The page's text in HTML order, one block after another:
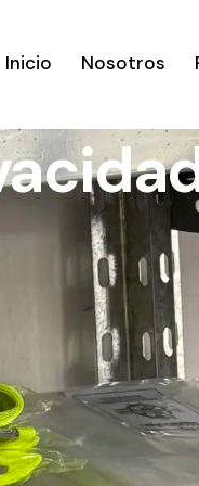
Inicio Nosotros